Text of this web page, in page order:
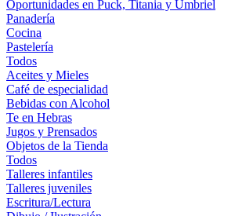
Oportunidades en Puck, Titania y Umbriel
Panadería
Cocina
Pastelería
Todos
Aceites y Mieles
Café de especialidad
Bebidas con Alcohol
Te en Hebras
Jugos y Prensados
Objetos de la Tienda
Todos
Talleres infantiles
Talleres juveniles
Escritura/Lectura